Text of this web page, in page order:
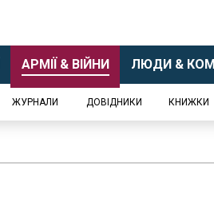
АРМІЇ & ВІЙНИ ЛЮДИ &
ЖУРНАЛИ ДОВІДНИКИ КНИЖКИ